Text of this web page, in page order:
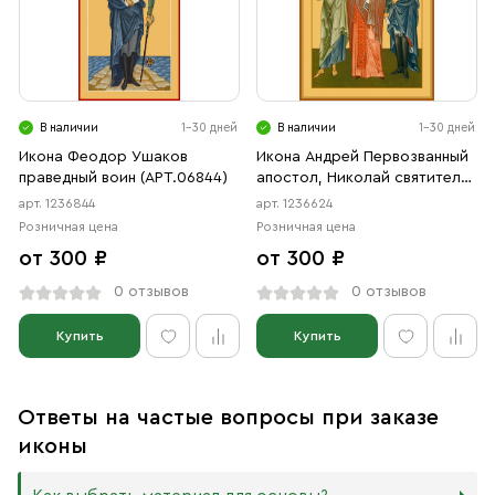
В наличии 1-30 дней
Икона Феодор Ушаков
праведный воин (АРТ.06844)
арт. 1236844
Розничная цена
от 300 ₽
0 отзывов
Купить
В наличии 1-30 дней
Икона Андрей Первозванный
апостол, Николай святитель,
Феодор Ушаков праведный
(АРТ.06624)
арт. 1236624
Розничная цена
от 300 ₽
0 отзывов
Купить
Ответы на частые вопросы при заказе
иконы